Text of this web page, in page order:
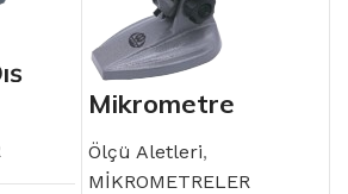
Mikrometre
Standı
Ölçü Aletleri,
MİKROMETRELER